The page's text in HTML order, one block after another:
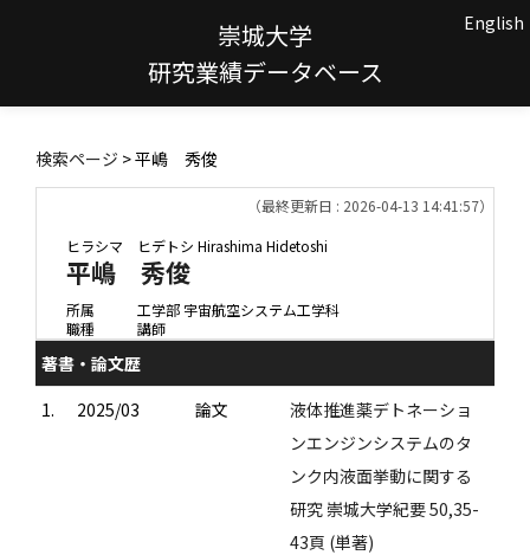
崇城大学
研究業績データベース
English
検索ページ > 平嶋 秀俊
（最終更新日 : 2026-04-13 14:41:57）
ヒラシマ ヒデトシ Hirashima Hidetoshi
平嶋 秀俊
所属
工学部 宇宙航空システム工学科
職種
講師
著書・論文歴
1.
2025/03 論文
液体推進薬デトネーショ
ンエンジンシステムのタ
ンク内液面挙動に関する
研究 崇城大学紀要 50,35-
43頁 (単著)